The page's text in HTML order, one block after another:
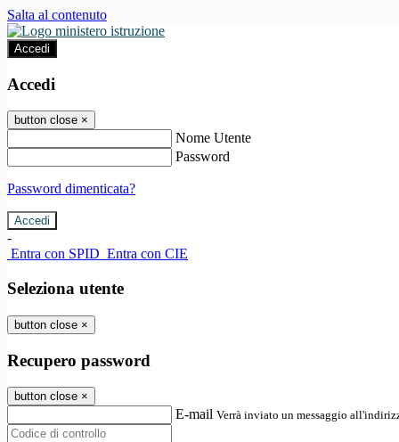
Salta al contenuto
Accedi
Accedi
button close ×
Nome Utente
Password
Password dimenticata?
-
Entra con SPID Entra con CIE
Seleziona utente
button close ×
Recupero password
button close ×
E-mail Verrà inviato un messaggio